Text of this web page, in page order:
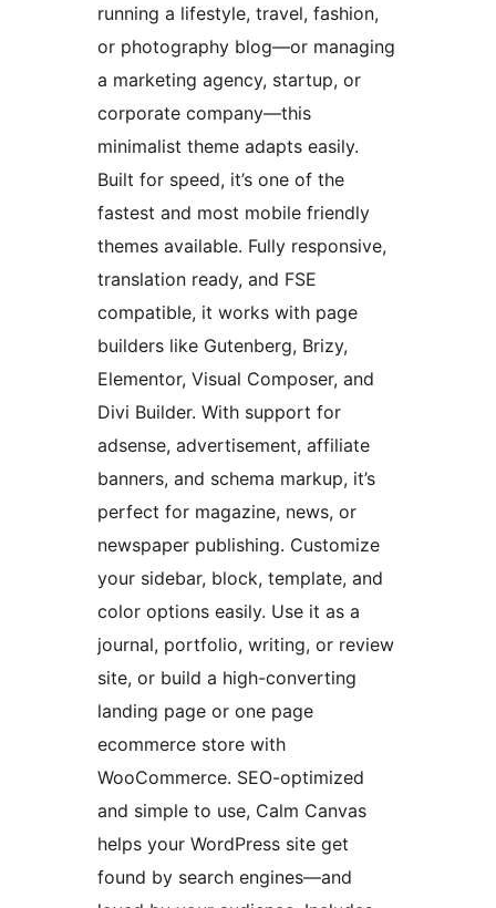
running a lifestyle, travel, fashion,
or photography blog—or managing
a marketing agency, startup, or
corporate company—this
minimalist theme adapts easily.
Built for speed, it’s one of the
fastest and most mobile friendly
themes available. Fully responsive,
translation ready, and FSE
compatible, it works with page
builders like Gutenberg, Brizy,
Elementor, Visual Composer, and
Divi Builder. With support for
adsense, advertisement, affiliate
banners, and schema markup, it’s
perfect for magazine, news, or
newspaper publishing. Customize
your sidebar, block, template, and
color options easily. Use it as a
journal, portfolio, writing, or review
site, or build a high-converting
landing page or one page
ecommerce store with
WooCommerce. SEO-optimized
and simple to use, Calm Canvas
helps your WordPress site get
found by search engines—and